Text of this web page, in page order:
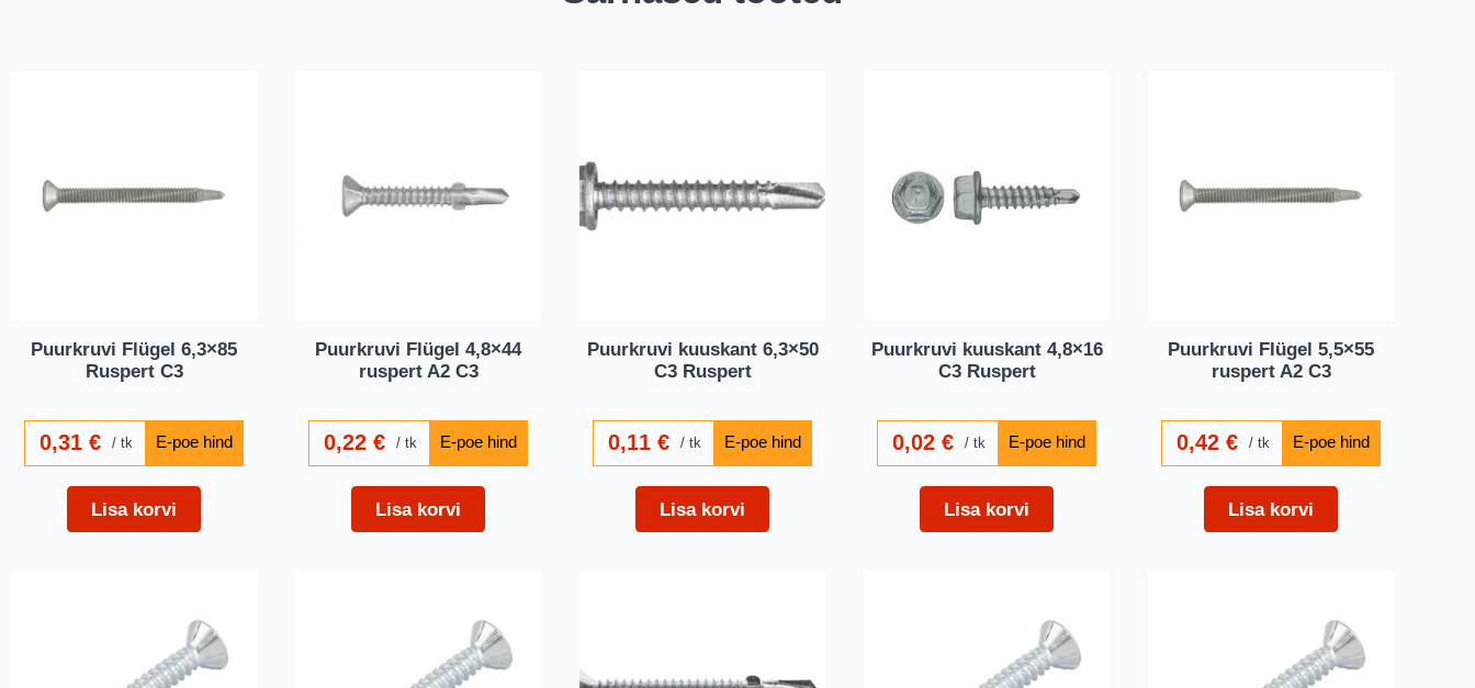
Puurkruvi Flügel 6,3×85
Ruspert C3
0,31€ tk
Lisa korvi
Puurkruvi Flügel 4,8×44
ruspert A2 C3
0,22€ tk
Lisa korvi
Puurkruvi kuuskant 6,3×50
C3 Ruspert
0,11€ tk
Lisa korvi
Puurkruvi kuuskant 4,8×16
C3 Ruspert
0,02€ tk
Lisa korvi
Puurkruvi Flügel 5,5×55
ruspert A2 C3
0,42€ tk
Lisa korvi